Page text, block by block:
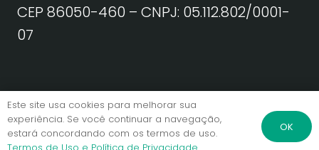
CEP 86050-460 – CNPJ: 05.112.802/0001-
07
Política de Privacidade | Termos de Uso
© Caput Consultoria. Todos os direitos reservados.
Este site usa cookies para melhorar sua
experiência. Se você continuar a navegação,
estará concordando com os termos de uso.
OK